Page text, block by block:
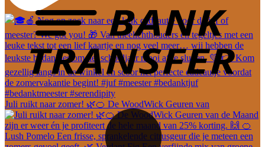
Juli ruikt naar zomer! 🌿🍊 De WoodWick Geuren van